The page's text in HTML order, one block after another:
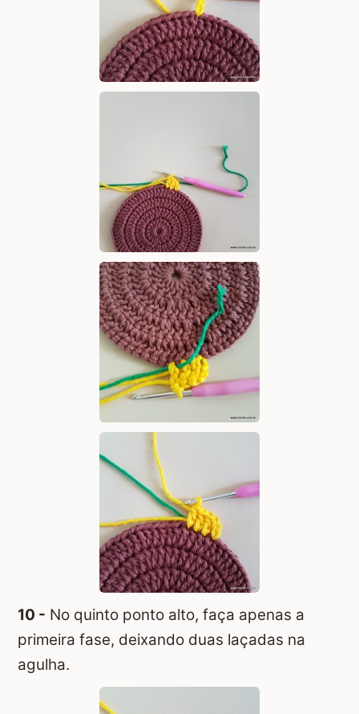
10 - No quinto ponto alto, faça apenas a
primeira fase, deixando duas laçadas na
agulha.